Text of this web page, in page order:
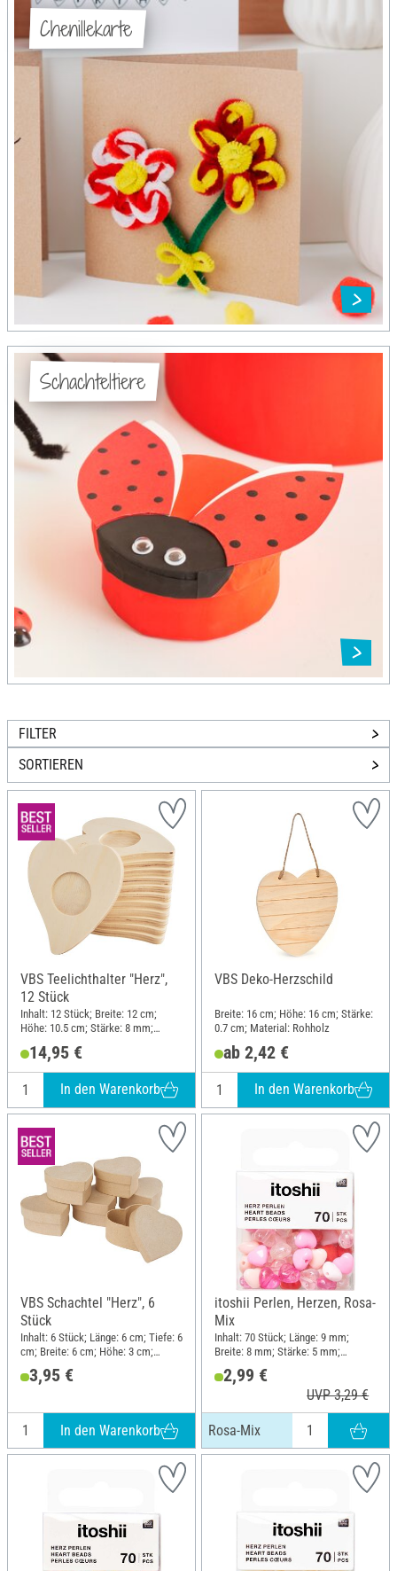
Chenillekarte
Schachteltiere
FILTER
SORTIEREN
VBS Teelichthalter "Herz",
12 Stück
Inhalt: 12 Stück; Breite: 12 cm;
Höhe: 10.5 cm; Stärke: 8 mm;
14,95 €
In den Warenkorb
VBS Deko-Herzschild
Breite: 16 cm; Höhe: 16 cm; Stärke:
0.7 cm; Material: Rohholz
ab 2,42 €
In den Warenkorb
VBS Schachtel "Herz", 6
Stück
Inhalt: 6 Stück; Länge: 6 cm; Tiefe: 6
cm; Breite: 6 cm; Höhe: 3 cm;
Material: Pappmaché
3,95 €
In den Warenkorb
itoshii Perlen, Herzen, Rosa-
Mix
Inhalt: 70 Stück; Länge: 9 mm;
Breite: 8 mm; Stärke: 5 mm;
Material: Kunststoff
2,99 €
UVP 3,29 €
Rosa-Mix